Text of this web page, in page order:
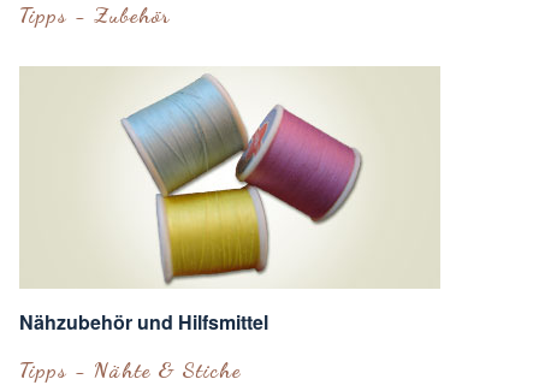
Tipps - Zubehör
Nähzubehör und Hilfsmittel
Tipps - Nähte & Stiche